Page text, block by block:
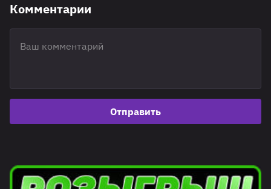
Комментарии
Отправить